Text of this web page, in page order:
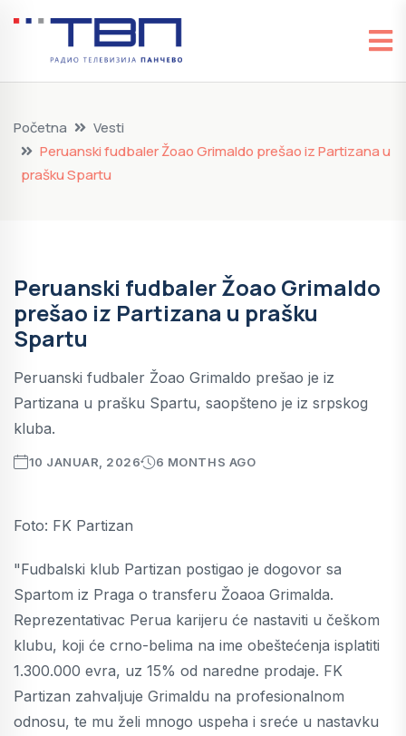
Početna
Vesti
Peruanski fudbaler Žoao Grimaldo prešao iz Partizana u
prašku Spartu
Peruanski fudbaler Žoao Grimaldo
prešao iz Partizana u prašku
Spartu
Peruanski fudbaler Žoao Grimaldo prešao je iz
Partizana u prašku Spartu, saopšteno je iz srpskog
kluba.
10 JANUAR, 2026 6 MONTHS AGO
Foto: FK Partizan
"Fudbalski klub Partizan postigao je dogovor sa
Spartom iz Praga o transferu Žoaoa Grimalda.
Reprezentativac Perua karijeru će nastaviti u češkom
klubu, koji će crno-belima na ime obeštećenja isplatiti
1.300.000 evra, uz 15% od naredne prodaje. FK
Partizan zahvaljuje Grimaldu na profesionalnom
odnosu, te mu želi mnogo uspeha i sreće u nastavku